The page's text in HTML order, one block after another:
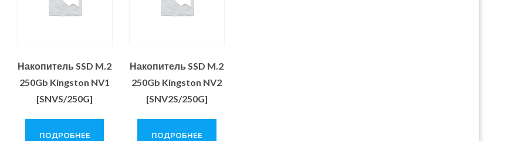
Накопитель SSD M.2
250Gb Kingston NV1
[SNVS/250G]
ПОДРОБНЕЕ
Накопитель SSD M.2
250Gb Kingston NV2
[SNV2S/250G]
ПОДРОБНЕЕ